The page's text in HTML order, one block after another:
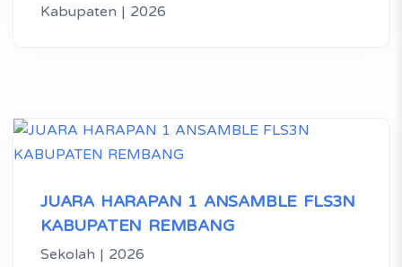
Kabupaten | 2026
JUARA HARAPAN 1 ANSAMBLE FLS3N
KABUPATEN REMBANG
Sekolah | 2026